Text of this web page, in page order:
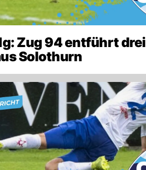
Zug 94 entführt drei
Solothurn